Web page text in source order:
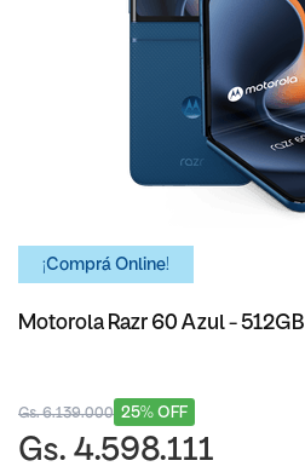
¡Comprá Online!
Motorola Razr 60 Azul - 512GB
25% OFF
Gs. 6.139.000
Gs. 4.598.111